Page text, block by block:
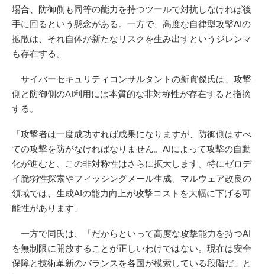
場合、防御側も同等の能力を持つツールで対抗しなければ後
手に回るという懸念がある。一方で、高度な自律型攻撃AIの
拡散は、それ自体が新たなリスクを生み出すというジレンマ
も存在する。
サイバーセキュリティコンサルタントの新實傑氏は、攻撃
側と防御側のAI利用には本質的な非対称性が存在すると指摘
する。
「攻撃者は一度成功すれば成果になりますが、防御側はすべ
ての攻撃を防がなければなりません。AIによって攻撃の自動
化が進むと、この非対称性はさらに拡大します。特にゼロデ
イ脆弱性探索やフィッシングメール生成、マルウェア改良の
領域では、生成AIの能力向上が攻撃コストを大幅に下げる可
能性があります」
一方で同氏は、「だからといって高度な攻撃能力を持つAI
を無制限に開放することが正しいわけではない。現在は安全
保障と技術革新のバランスを各国が模索している段階だ」と